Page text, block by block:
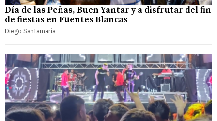
Día de las Peñas, Buen Yantar y a disfrutar del fin
de fiestas en Fuentes Blancas
Diego Santamaría